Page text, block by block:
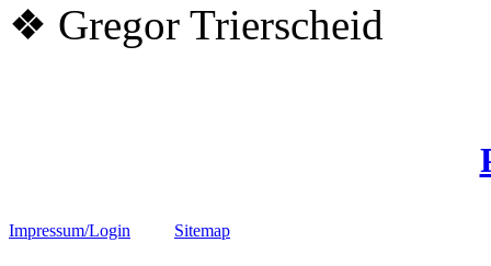
❖ Gregor Trierscheid
Impressum/Login Sitemap